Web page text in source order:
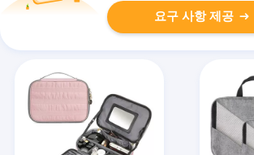
요구 사항 제공